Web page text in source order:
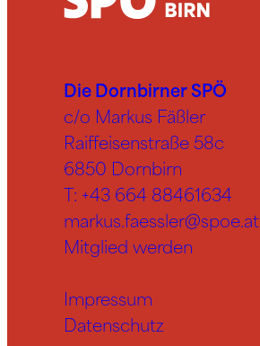
Die Dornbirner SPÖ
c/o Markus Fäßler
Raiffeisenstraße 58c
6850 Dornbirn
T: +43 664 88461634
markus.faessler@spoe.at
Mitglied werden
Impressum
Datenschutz